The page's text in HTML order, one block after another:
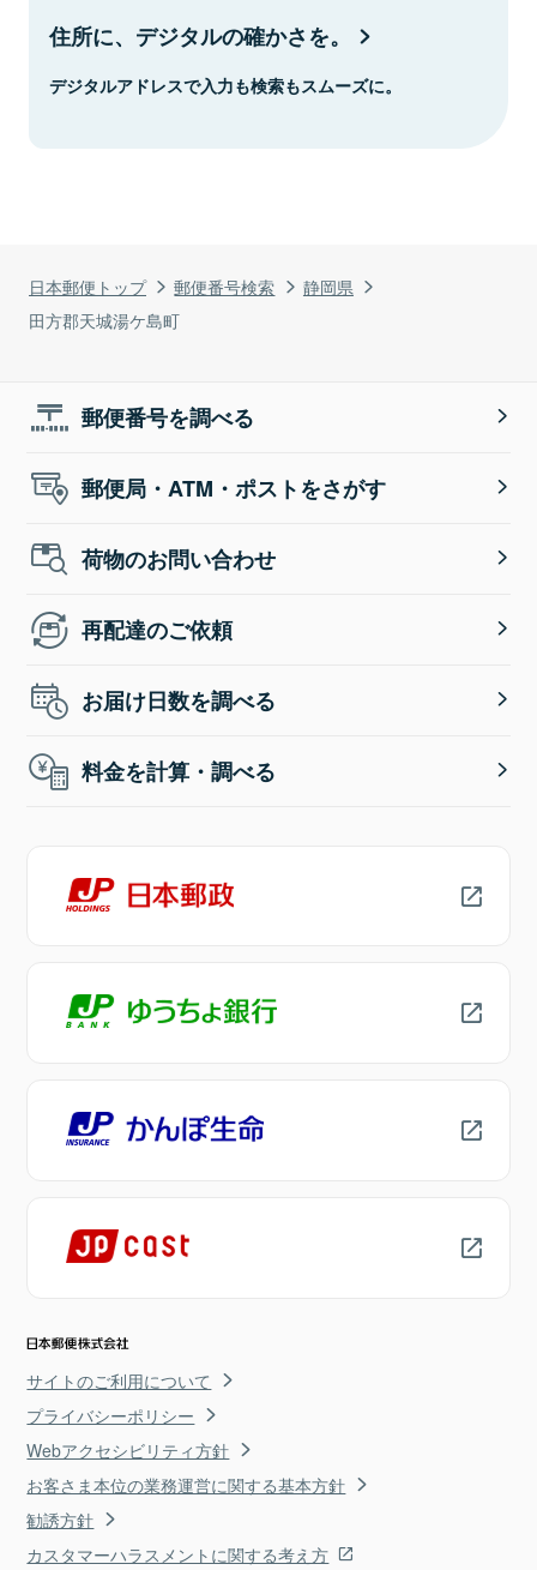
日本郵便トップ 郵便番号検索
静岡県
田方郡天城湯ケ島町
住所に、デジタルの確かさを。
デジタルアドレスで入力も検索もスムーズに。
郵便番号を調べる
郵便局・ATM・ポストをさがす
荷物のお問い合わせ
再配達のご依頼
お届け日数を調べる
料金を計算・調べる
サイトのご利用について
プライバシーポリシー
Webアクセシビリティ方針
お客さま本位の業務運営に関する基本方針
勧誘方針
カスタマーハラスメントに関する考え方